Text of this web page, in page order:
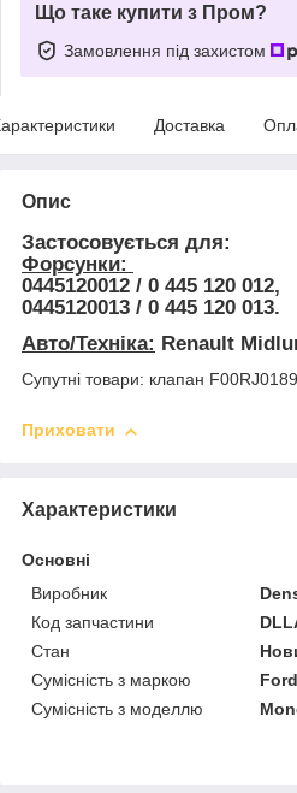
Що таке купити з Пром?
Замовлення під захистом
Доставка
Опис
Застосовується для:
Форсунки:
0445120012 / 0 445 120 012,
0445120013 / 0 445 120 013.
Авто/Техніка: Renault
Супутні товари: клапан
Приховати
Характеристики
Основні
Виробник
Код запчастини
Стан
Сумісність з маркою
Сумісність з моделлю